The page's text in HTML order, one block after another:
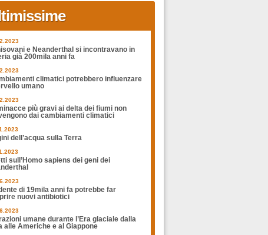
e Neanderthal si incontravano in
già 200mila anni fa
climatici potrebbero influenzare
umano
più gravi ai delta dei fiumi non
dai cambiamenti climatici
dell’acqua sulla Terra
sull’Homo sapiens dei geni dei
di 19mila anni fa potrebbe far
nuovi antibiotici
umane durante l’Era glaciale dalla
alle Americhe e al Giappone